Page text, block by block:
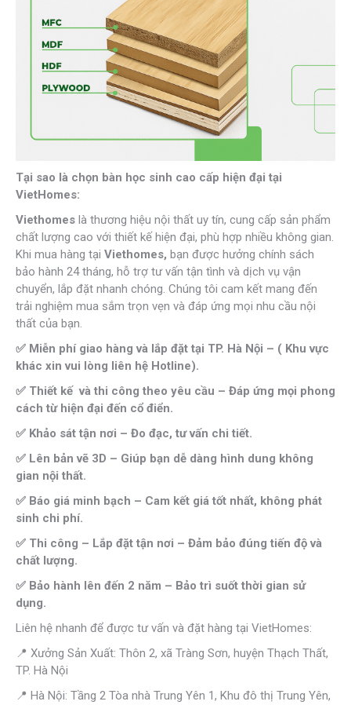
Tại sao là chọn bàn học sinh cao cấp hiện đại tại
VietHomes:
Viethomes là thương hiệu nội thất uy tín, cung cấp sản phẩm
chất lượng cao với thiết kế hiện đại, phù hợp nhiều không gian.
Khi mua hàng tại Viethomes, bạn được hưởng chính sách
bảo hành 24 tháng, hỗ trợ tư vấn tận tình và dịch vụ vận
chuyển, lắp đặt nhanh chóng. Chúng tôi cam kết mang đến
trải nghiệm mua sắm trọn vẹn và đáp ứng mọi nhu cầu nội
thất của bạn.
✅ Miễn phí giao hàng và lắp đặt tại TP. Hà Nội – ( Khu vực
khác xin vui lòng liên hệ Hotline).
✅ Thiết kế và thi công theo yêu cầu – Đáp ứng mọi phong
cách từ hiện đại đến cổ điển.
✅ Khảo sát tận nơi – Đo đạc, tư vấn chi tiết.
✅ Lên bản vẽ 3D – Giúp bạn dễ dàng hình dung không
gian nội thất.
✅ Báo giá minh bạch – Cam kết giá tốt nhất, không phát
sinh chi phí.
✅ Thi công – Lắp đặt tận nơi – Đảm bảo đúng tiến độ và
chất lượng.
✅ Bảo hành lên đến 2 năm – Bảo trì suốt thời gian sử
dụng.
Liên hệ nhanh để được tư vấn và đặt hàng tại VietHomes:
📍 Xưởng Sản Xuất: Thôn 2, xã Tràng Sơn, huyện Thạch Thất,
TP. Hà Nội
📍 Hà Nội: Tầng 2 Tòa nhà Trung Yên 1, Khu đô thị Trung Yên,